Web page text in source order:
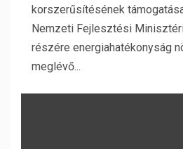
korszerűsítésének
Nemzeti Fejlesztési
részére energiahatékonyság
meglévő...